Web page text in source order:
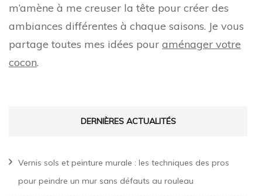
m’amène à me creuser la tête pour créer des
ambiances différentes à chaque saisons. Je vous
partage toutes mes idées pour aménager votre
cocon.
DERNIÈRES ACTUALITÉS
Vernis sols et peinture murale : les techniques des pros
pour peindre un mur sans défauts au rouleau